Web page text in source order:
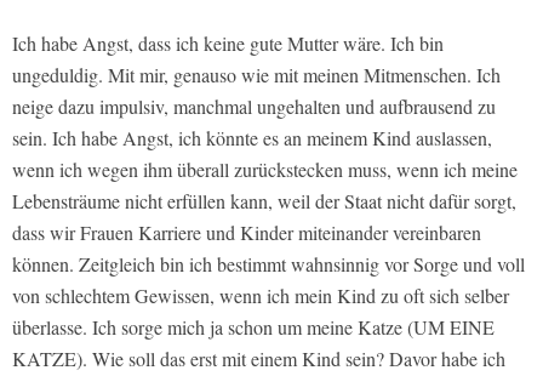
Ich habe Angst, dass ich keine gute Mutter wäre. Ich bin
ungeduldig. Mit mir, genauso wie mit meinen Mitmenschen. Ich
neige dazu impulsiv, manchmal ungehalten und aufbrausend zu
sein. Ich habe Angst, ich könnte es an meinem Kind auslassen,
wenn ich wegen ihm überall zurückstecken muss, wenn ich meine
Lebensträume nicht erfüllen kann, weil der Staat nicht dafür sorgt,
dass wir Frauen Karriere und Kinder miteinander vereinbaren
können. Zeitgleich bin ich bestimmt wahnsinnig vor Sorge und voll
von schlechtem Gewissen, wenn ich mein Kind zu oft sich selber
überlasse. Ich sorge mich ja schon um meine Katze (UM EINE
KATZE). Wie soll das erst mit einem Kind sein? Davor habe ich